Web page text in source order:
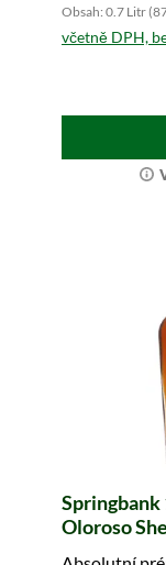
Obsah: 0.7 Litr
včetně DPH,
Oloroso